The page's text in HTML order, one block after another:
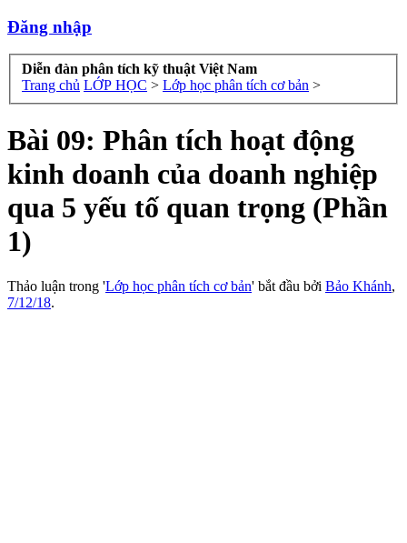
Đăng nhập
Diễn đàn phân tích kỹ thuật Việt Nam
Trang chủ LỚP HỌC > Lớp học phân tích cơ bản >
Bài 09: Phân tích hoạt động
kinh doanh của doanh nghiệp
qua 5 yếu tố quan trọng (Phần
1)
Thảo luận trong 'Lớp học phân tích cơ bản' bắt đầu bởi Bảo Khánh,
7/12/18.